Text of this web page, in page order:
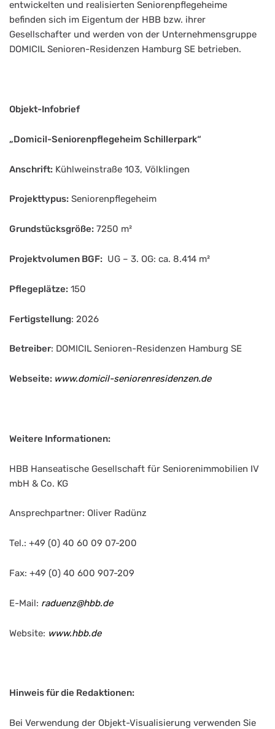
entwickelten und realisierten Seniorenpflegeheime
befinden sich im Eigentum der HBB bzw. ihrer
Gesellschafter und werden von der Unternehmensgruppe
DOMICIL Senioren-Residenzen Hamburg SE betrieben.
Objekt-Infobrief
„Domicil-Seniorenpflegeheim Schillerpark“
Anschrift: Kühlweinstraße 103, Völklingen
Projekttypus: Seniorenpflegeheim
Grundstücksgröße: 7250 m²
Projektvolumen BGF: UG – 3. OG: ca. 8.414 m²
Pflegeplätze: 150
Fertigstellung: 2026
Betreiber: DOMICIL Senioren-Residenzen Hamburg SE
Webseite: www.domicil-seniorenresidenzen.de
Weitere Informationen:
HBB Hanseatische Gesellschaft für Seniorenimmobilien IV
mbH & Co. KG
Ansprechpartner: Oliver Radünz
Tel.: +49 (0) 40 60 09 07-200
Fax: +49 (0) 40 600 907-209
E-Mail: raduenz@hbb.de
Website: www.hbb.de
Hinweis für die Redaktionen:
Bei Verwendung der Objekt-Visualisierung verwenden Sie